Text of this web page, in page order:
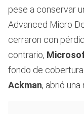
pese a conservar
Advanced Micro
cerraron con
contrario,
fondo de
Ackman, abrió